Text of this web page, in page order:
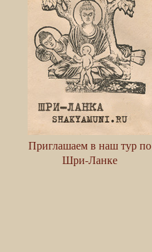
Приглашаем в наш тур по
Шри-Ланке